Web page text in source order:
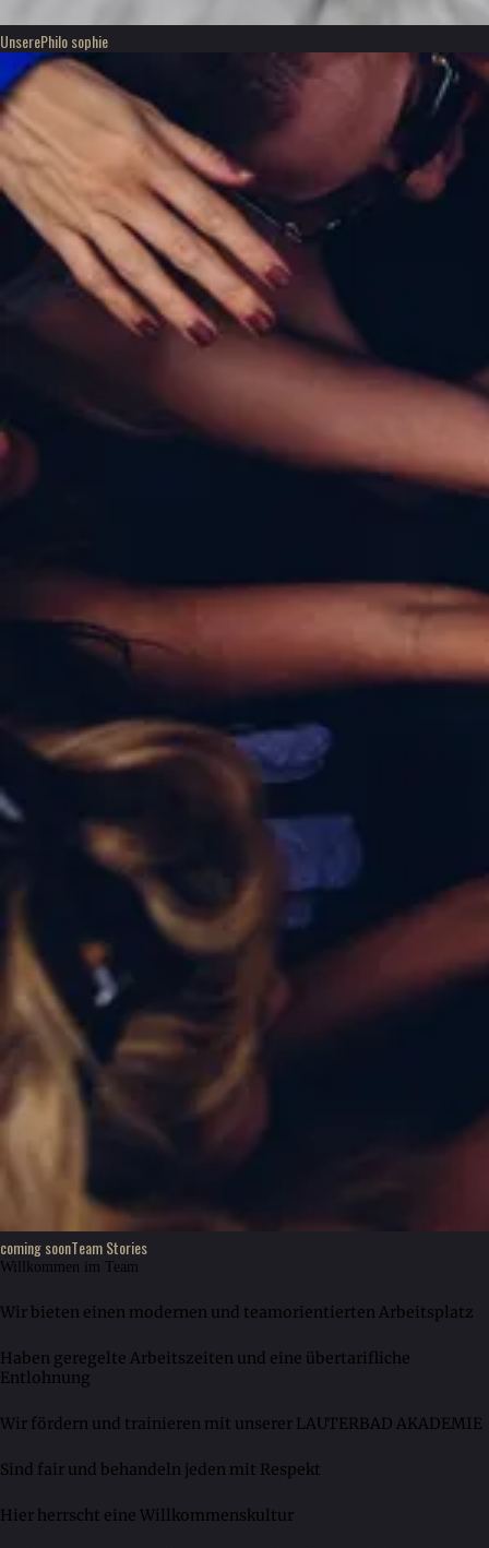
UnserePhilo sophie
coming soonTeam Stories
Willkommen im Team
Wir bieten einen modernen und teamorientierten Arbeitsplatz
Haben geregelte Arbeitszeiten und eine übertarifliche
Entlohnung
Wir fördern und trainieren mit unserer LAUTERBAD AKADEMIE
Sind fair und behandeln jeden mit Respekt
Hier herrscht eine Willkommenskultur